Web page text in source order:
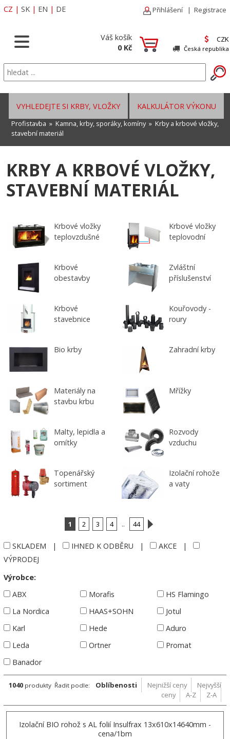
CZ | SK | EN | DE Přihlášení | Registrace
Váš košík
0 Kč
CZK
Česká republika
KALKULÁTOR VÝKONU
VYHLEDEJTE SI KRBY, VLOŽKY
Profistavba » Kamna, krby, sporáky, komíny» Krby a krbové vložky,
stavební materiál
KRBY A KRBOVÉ VLOŽKY,
STAVEBNÍ MATERIÁL
Krbové vložky
teplovzdušné
Krbové vložky
teplovodní
Krbové
obestavby
Zvláštní
příslušenství
Krbové
stavebnice
Kouřovody -
roury
Bio krby Zahradní krby
Materiály na
stavbu krbu
Mřížky
Malty, lepidla a
omítky
Rozvody
vzduchu
Topenářský
sortiment
Izolační rohože
a vaty
1 2 3 4 .. 44
SKLADEM | IHNED K ODBĚRU | AKCE |
VÝPRODEJ
Výrobce:
ABX
Morafis
HS Flamingo
La Nordica
HAAS+SOHN
Jotul
Karl
Hede
Aduro
Leda
Ortner
Promat
Banador
1040 produkty Řadit podle: Oblíbenosti Nejnižší ceny
Nejvyšší
ceny
A-Z Z-A
Izolační BIO rohož s AL folií Insulfrax 13x610x14640mm -
cena/1bm